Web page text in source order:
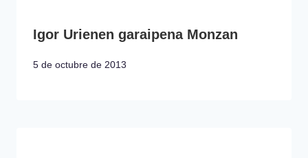
Igor Urienen garaipena Monzan
5 de octubre de 2013